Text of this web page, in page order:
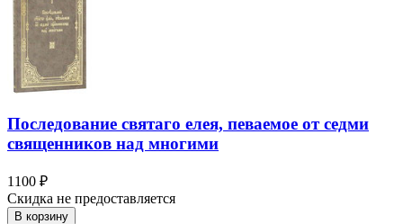
Последование святаго елея, певаемое от седми
священников над многими
1100 ₽
Скидка не предоставляется
В корзину